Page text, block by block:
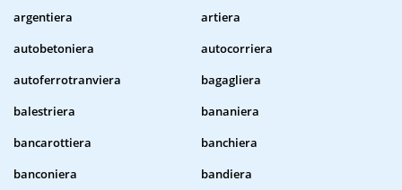
argentiera
artiera
autobetoniera
autocorriera
autoferrotranviera
bagagliera
balestriera
bananiera
bancarottiera
banchiera
banconiera
bandiera